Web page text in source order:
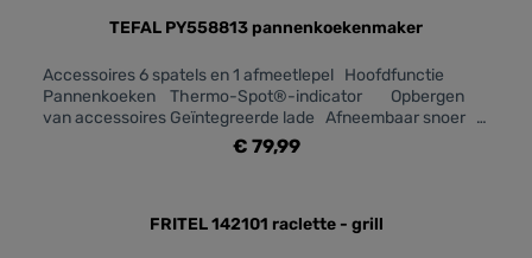
JaVaatwasbestendige onderdelen JaSTROOMVermogen
TEFAL PY558813 pannenkoekenmaker
Accessoires 6 spatels en 1 afmeetlepel Hoofdfunctie
Pannenkoeken Thermo-Spot®-indicator Opbergen
van accessoires Geïntegreerde lade Afneembaar snoer
Anti-aanbaklaag Ja Vaatwasmachinebestendig
Vaatwasmachinebestendig - details Spatels en
€ 79,99
FRITEL 142101 raclette - grill